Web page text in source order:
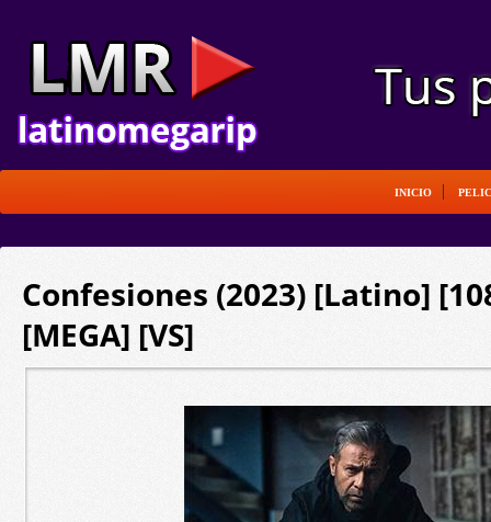
INICIO
Confesiones (2023) [Latino]
[MEGA] [VS]